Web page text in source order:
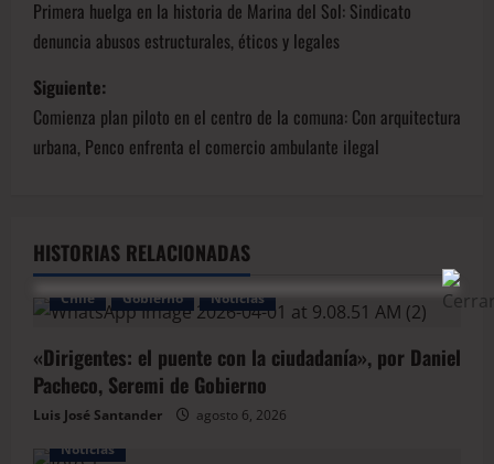
Primera huelga en la historia de Marina del Sol: Sindicato
denuncia abusos estructurales, éticos y legales
Siguiente:
Comienza plan piloto en el centro de la comuna: Con arquitectura
urbana, Penco enfrenta el comercio ambulante ilegal
HISTORIAS RELACIONADAS
Chile Gobierno Noticias
«Dirigentes: el puente con la ciudadanía», por Daniel
Pacheco, Seremi de Gobierno
Luis José Santander
agosto 6, 2026
Noticias